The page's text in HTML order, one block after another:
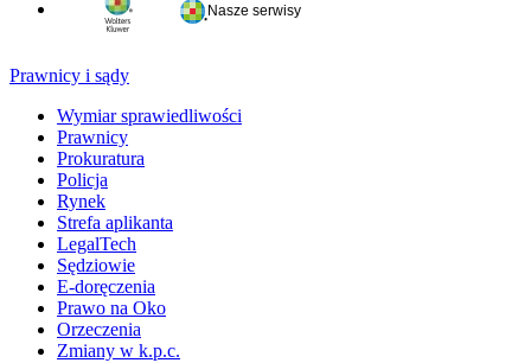
Nasze serwisy
Prawnicy i sądy
Wymiar sprawiedliwości
Prawnicy
Prokuratura
Policja
Rynek
Strefa aplikanta
LegalTech
Sędziowie
E-doręczenia
Prawo na Oko
Orzeczenia
Zmiany w k.p.c.